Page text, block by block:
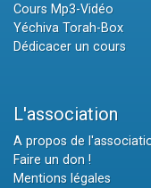
Cours Mp3-Vidéo
Yéchiva Torah-Box
Dédicacer un cours
L'association
A propos de
Faire un don !
Mentions légales